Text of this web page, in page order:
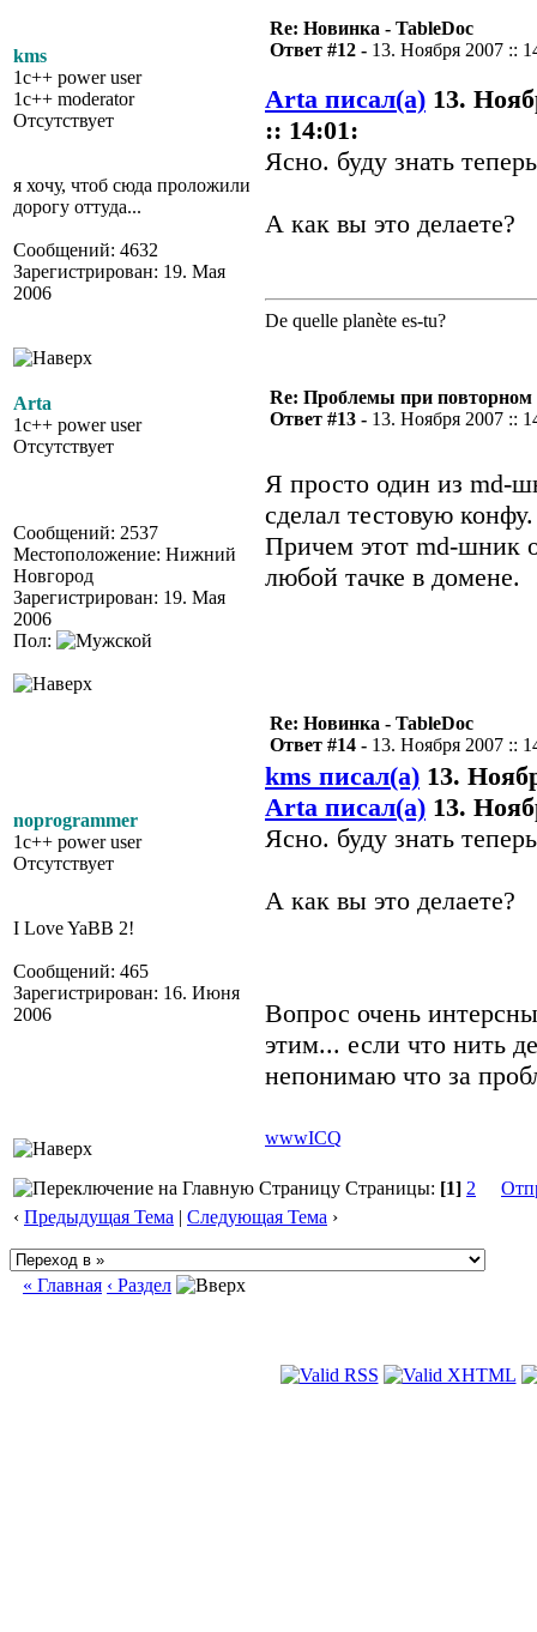
kms
1c++ power user
1c++ moderator
Отсутствует
я хочу, чтоб сюда проложили
дорогу оттуда...
Сообщений: 4632
Зарегистрирован: 19. Мая
2006
Re: Новинка - TableDoc
Ответ #12 - 13. Ноября 2007 ::
Arta писал(а) 13.
:: 14:01:
Ясно. буду знать теперь
А как вы это делаете?
De quelle planète es-tu?
Arta
1c++ power user
Отсутствует
Сообщений: 2537
Местоположение: Нижний
Новгород
Зарегистрирован: 19. Мая
2006
Пол:
Re: Проблемы при повторном
Ответ #13 - 13. Ноября 2007 ::
Я просто один из md-
сделал тестовую конфу.
Причем этот md-шник
любой тачке в домене.
noprogrammer
1c++ power user
Отсутствует
I Love YaBB 2!
Сообщений: 465
Зарегистрирован: 16. Июня
2006
Re: Новинка - TableDoc
Ответ #14 - 13. Ноября 2007 ::
kms писал(а) 13.
Arta писал(а) 13.
Ясно. буду знать теперь
А как вы это делаете?
Вопрос очень
этим... если что нить
непонимаю что за
wwwICQ
Страницы: [1] 2
‹ Предыдущая Тема | Следующая Тема ›
« Главная ‹ Раздел